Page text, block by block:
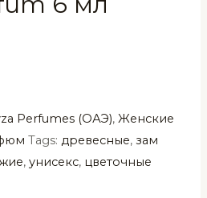
Perfumes (ОАЭ),Женские
Tags:древесные,зам
,унисекс, цветочные